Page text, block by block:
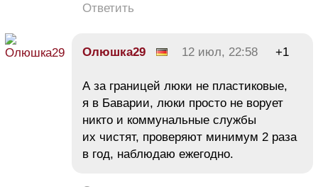
Ответить
Олюшка29 12 июл, 22:58 +1
А за границей люки не пластиковые,
я в Баварии, люки просто не ворует
никто и коммунальные службы
их чистят, проверяют минимум 2 раза
в год, наблюдаю ежегодно.